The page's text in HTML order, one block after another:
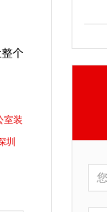
个
室装
圳